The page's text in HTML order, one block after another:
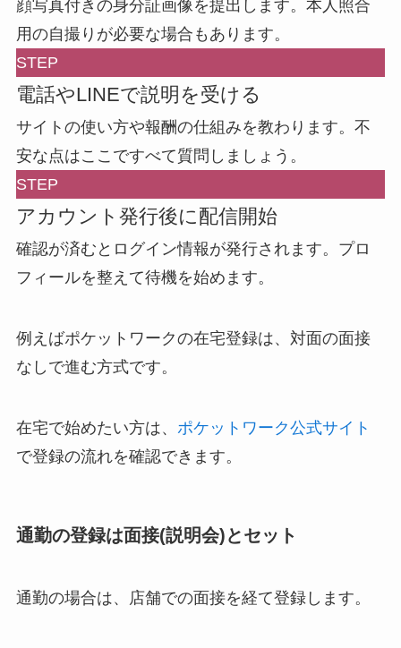
顔写真付きの身分証画像を提出します。本人照合
用の自撮りが必要な場合もあります。
STEP
電話やLINEで説明を受ける
サイトの使い方や報酬の仕組みを教わります。不
安な点はここですべて質問しましょう。
STEP
アカウント発行後に配信開始
確認が済むとログイン情報が発行されます。プロ
フィールを整えて待機を始めます。
例えばポケットワークの在宅登録は、対面の面接
なしで進む方式です。
在宅で始めたい方は、 ポケットワーク公式サイト
で登録の流れを確認できます。
通勤の登録は面接(説明会)とセット
通勤の場合は、店舗での面接を経て登録します。